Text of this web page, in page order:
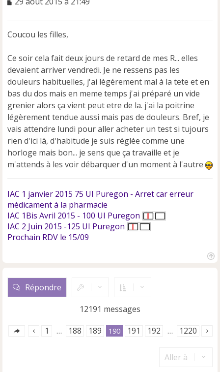
a
e
n
o
n
l
u
Coucou les filles,
Ce soir cela fait deux jours de retard de mes R... elles
devaient arriver vendredi. Je ne ressens pas les
douleurs habituelles, j'ai lègérement mal à la tete et en
bas du dos mais en meme temps j'ai préparé un vide
grenier alors ça vient peut etre de la. j'ai la poitrine
légèrement tendue aussi mais pas de douleurs. Bref, je
vais attendre lundi pour aller acheter un test si tujours
rien d'ici là, d'habitude je suis réglée comme une
horloge mais bon... je sens que ça travaille et je
m'attends à les voir débarquer d'un moment à l'autre
IAC 1 janvier 2015 75 UI Puregon - Arret car erreur
médicament à la pharmacie
IAC 1Bis Avril 2015 - 100 UI Puregon
IAC 2 Juin 2015 -125 UI Puregon
Prochain RDV le 15/09
Répondre
12191 messages
1 … 188 189 190 191 192 … 1220
Aller à